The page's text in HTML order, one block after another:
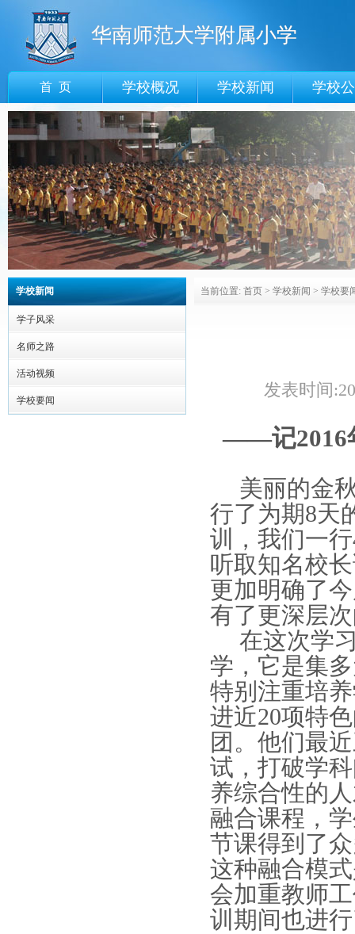
华南师范大学附属小学
首 页 学校概况 学校新闻 学校
学校新闻
学子风采
名师之路
活动视频
学校要闻
当前位置: 首页 > 学校新闻 > 学校要
发表时间
——记
美丽的金
行了为期8天
训，我们一行
听取知名校
更加明确了
有了更深层
在这次学
学，它是集
特别注重培
进近20项特
团。他们最
试，打破学
养综合性的
融合课程，
节课得到了
这种融合模
会加重教师
训期间也进